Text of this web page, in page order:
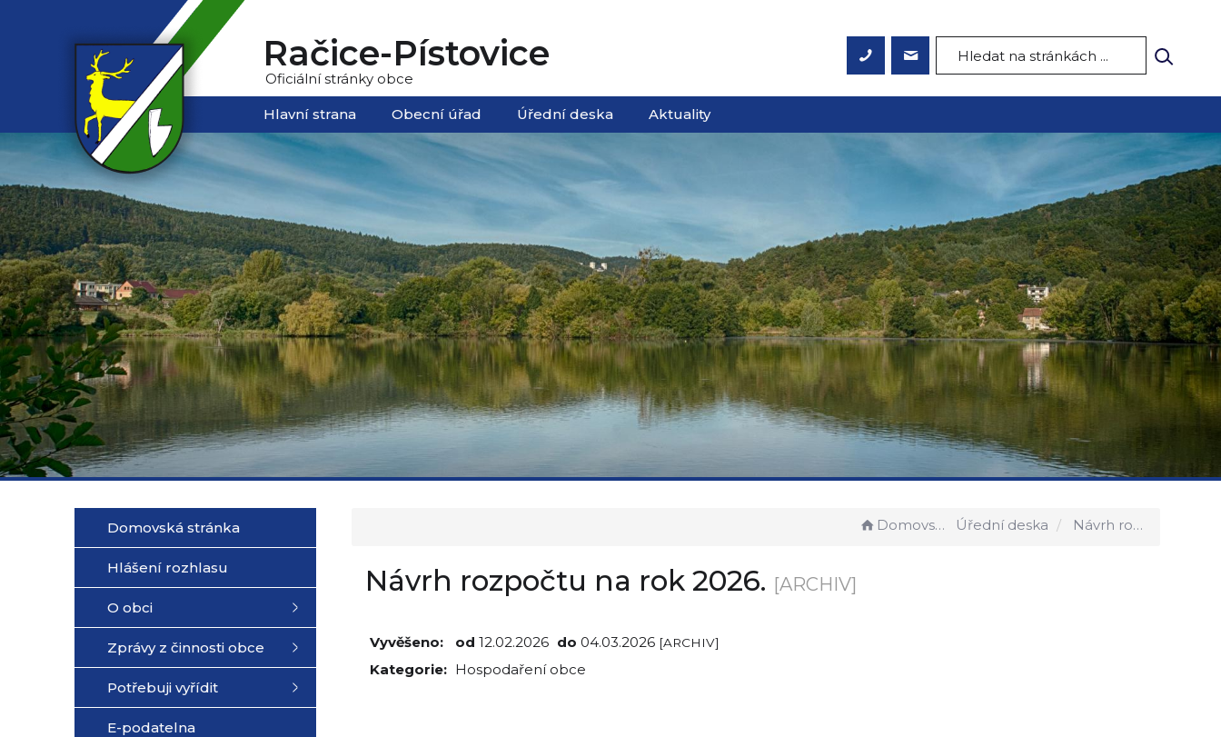
Račice-Pístovice
Oficiální stránky obce
Hlavní strana Obecní úřad Úřední deska Aktuality
Domovská stránka
Hlášení rozhlasu
O obci
Zprávy z činnosti obce
Potřebuji vyřídit
E-podatelna
Domovská stránka Úřední deska Návrh rozpočtu na rok 2026.
Návrh rozpočtu na rok 2026. [ARCHIV]
Vyvěšeno: od 12.02.2026 do 04.03.2026 [ARCHIV]
Kategorie: Hospodaření obce